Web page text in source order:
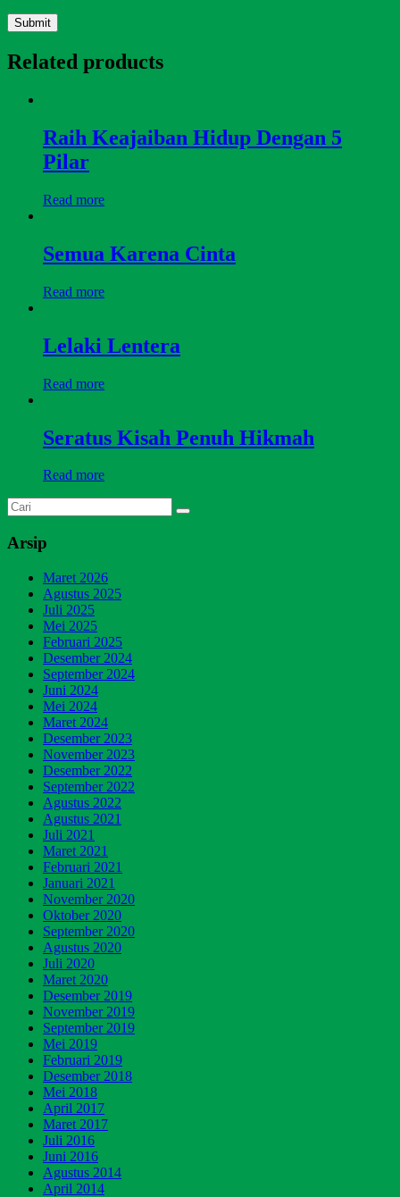
Related products
Raih Keajaiban Hidup Dengan 5
Pilar
Read more
Semua Karena Cinta
Read more
Lelaki Lentera
Read more
Seratus Kisah Penuh Hikmah
Read more
Arsip
Maret 2026
Agustus 2025
Juli 2025
Mei 2025
Februari 2025
Desember 2024
September 2024
Juni 2024
Mei 2024
Maret 2024
Desember 2023
November 2023
Desember 2022
September 2022
Agustus 2022
Agustus 2021
Juli 2021
Maret 2021
Februari 2021
Januari 2021
November 2020
Oktober 2020
September 2020
Agustus 2020
Juli 2020
Maret 2020
Desember 2019
November 2019
September 2019
Mei 2019
Februari 2019
Desember 2018
Mei 2018
April 2017
Maret 2017
Juli 2016
Juni 2016
Agustus 2014
April 2014